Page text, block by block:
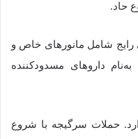
حاد.
رایج شامل مانورهای خاص و
داروهای
مسدودکننده
. حملات سرگیجه با شروع